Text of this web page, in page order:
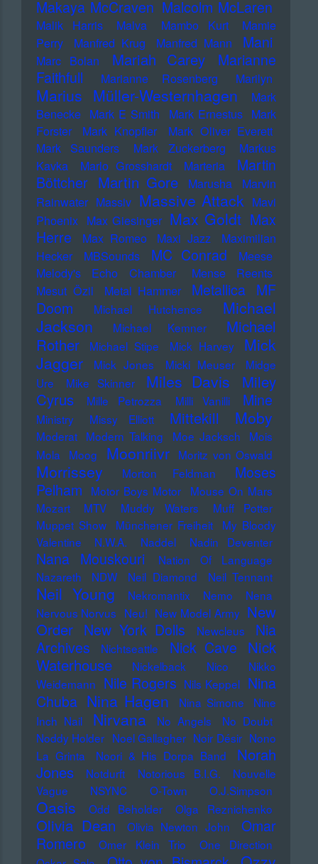
Makaya McCraven Malcolm McLaren
Malik Harris Malva Mambo Kurt
Mamie
Perry
Manfred Krug Manfred Mann Mani
Marc Bolan Mariah Carey
Marianne
Faithfull
Marianne Rosenberg Marilyn
Marius Müller-Westernhagen
Mark
Benecke Mark E Smith Mark Ernestus Mark
Forster
Mark Knopfler
Mark Oliver Everett
Mark Saunders
Mark Zuckerberg
Markus
Kavka
Marlo Grosshardt Marteria
Martin
Böttcher Martin Gore Marusha
Marvin
Rainwater Massiv Massive Attack Mavi
Phoenix Max Giesinger Max Goldt Max
Herre
Max Romeo Maxi Jazz
Maximilian
Hecker
MBSounds MC Conrad
Meese
Melody's Echo Chamber
Mense Reents
Mesut Özil
Metal Hammer Metallica MF
Doom
Michael Hutchence
Michael
Jackson
Michael Kemner
Michael
Rother
Michael Stipe Mick Harvey
Mick
Jagger
Mick Jones Micki Meuser
Midge
Ure
Mike Skinner Miles Davis
Miley
Cyrus
Mille Petrozza Milli Vanilli Mine
Ministry Missy Elliott Mittekill Moby
Moderat Modern Talking Moe Jacksch
Mois
Mola
Moog Moonriivr Moritz von Oswald
Morrissey Morton Feldman
Moses
Pelham
Motor Boys Motor
Mouse On Mars
Mozart
MTV Muddy Waters
Muff Potter
Muppet Show
Münchener Freiheit
My Bloody
Valentine
N.W.A. Naddel Nadin Deventer
Nana Mouskouri
Nation Of Language
Nazareth
NDW Neil Diamond Neil Tennant
Neil Young Nekromantix Nemo
Nena
Nervous Norvus Neu! New Model Army New
Order New York Dolls Newcleus
Nia
Archives
Nichtseattle Nick Cave
Nick
Waterhouse
Nickelback Nico
Nikko
Weidemann Nile Rogers Nils Keppel Nina
Chuba Nina Hagen Nina Simone
Nine
Inch Nail
Nirvana No Angels
No Doubt
Noddy Holder Noel Gallagher Noir Désir Nono
La Grinta
Noori & His Dorpa Band
Norah
Jones
Notdurft Notorious B.I.G.
Nouvelle
Vague
NSYNC O-Town O.J.Simpson
Oasis Odd Beholder Olga Reznichenko
Olivia Dean Olivia Newton John
Omar
Romero
Omer Klein Trio
One Direction